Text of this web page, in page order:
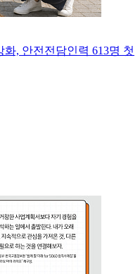
, 안전전담인력 613명 첫